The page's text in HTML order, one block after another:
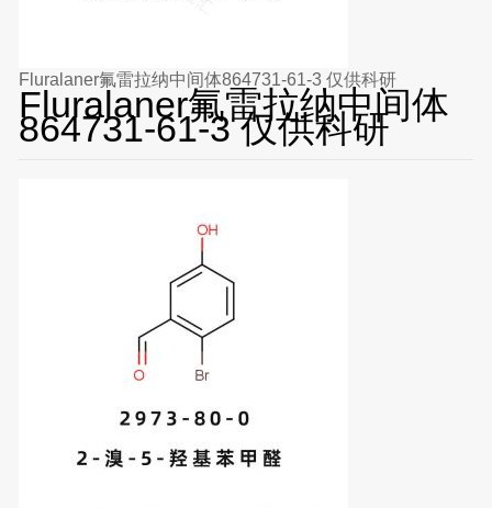
Fluralaner氟雷拉纳中间体864731-61-3 仅供科研
Fluralaner氟雷拉纳中间体
864731-61-3 仅供科研